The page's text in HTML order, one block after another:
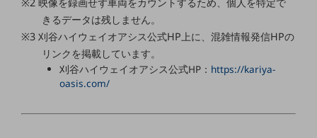
その他の業界はこちら
ゲーム感覚で見つける
ビジネスお悩み診断
NTTドコモビジネス
きるデータは残しません。
※3 刈谷ハイウェイオアシス公式HP上に、混雑情報発信HPの
リンクを掲載しています。
刈谷ハイウェイオアシス公式HP： https://kariya-
oasis.com/